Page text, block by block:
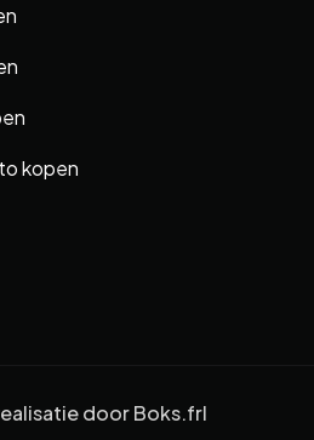
kopen
doorBoks.frl